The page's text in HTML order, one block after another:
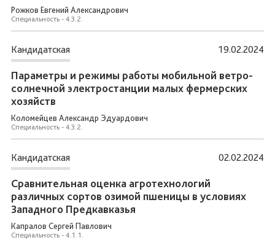
Рожков Евгений Александрович
Специальность - 4.3.2.
Кандидатская
Параметры и режимы работы мобильной ветро-
солнечной электростанции малых фермерских
хозяйств
Коломейцев Александр Эдуардович
Специальность - 4.3.2.
19.02.2024
Кандидатская
Сравнительная оценка агротехнологий
различных сортов озимой пшеницы в условиях
Западного Предкавказья
Капралов Сергей Павлович
Специальность - 4.1.1.
02.02.2024